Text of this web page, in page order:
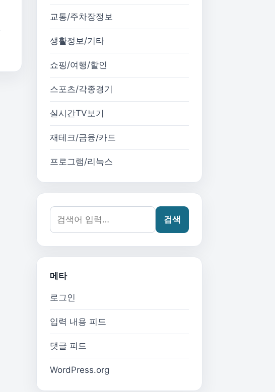
교통/주차장정보
생활정보/기타
쇼핑/여행/할인
스포츠/각종경기
실시간TV보기
재테크/금융/카드
프로그램/리눅스
검색어:
검색
메타
로그인
입력 내용 피드
댓글 피드
WordPress.org